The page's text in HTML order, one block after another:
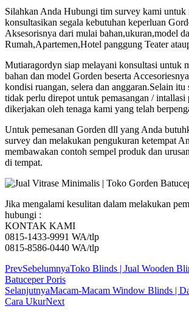
Silahkan Anda Hubungi tim survey kami untuk
konsultasikan segala kebutuhan keperluan
Aksesorisnya dari mulai bahan,ukuran,model
Rumah,Apartemen,Hotel panggung Teater
Mutiaragordyn siap melayani konsultasi untuk
bahan dan model Gorden beserta
kondisi ruangan, selera dan anggaran.Selain itu
tidak perlu direpot untuk pemasangan / intallasi
dikerjakan oleh tenaga kami yang telah
Untuk pemesanan Gorden dll yang Anda
survey dan melakukan pengukuran ketempat
membawakan contoh sempel produk dan
di tempat.
Jika mengalami kesulitan dalam melakukan
hubungi :
KONTAK KAMI
0815-1433-9991 WA/tlp
0815-8586-0440 WA/tlp
PrevSebelumnyaToko Blinds | Jual Wooden
Batuceper Poris
SelanjutnyaMacam-Macam Window Blinds |
Cara UkurNext